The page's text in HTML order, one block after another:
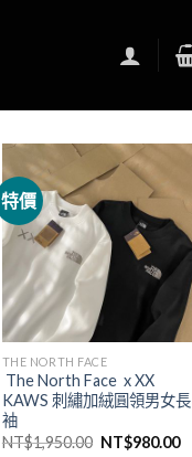
特價
THE NORTH FACE
The North Face x XX
KAWS 刺繡加絨圓領男女長
袖
NT$1,950.00 NT$980.00